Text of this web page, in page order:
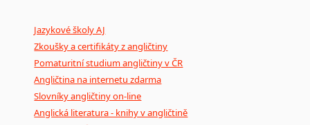
poradny a pravidla
Jazykové školy AJ
Zkoušky a certifikáty z angličtiny
Pomaturitní studium angličtiny v ČR
Angličtina na internetu zdarma
Slovníky angličtiny on-line
Anglická literatura - knihy v angličtině